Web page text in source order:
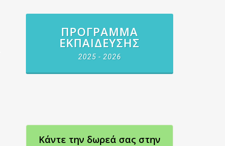
ΠΡΌΓΡΑΜΜΑ
ΕΚΠΑΊΔΕΥΣΗΣ
2025 - 2026
Κάντε την δωρεά σας στην